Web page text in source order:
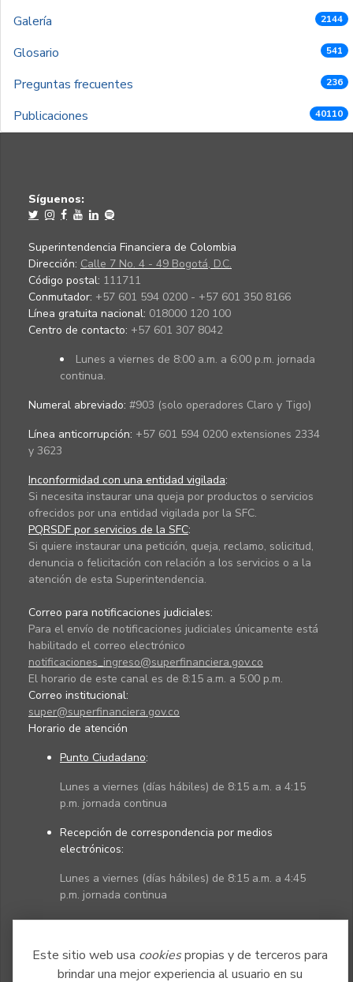
Este sitio web usa cookiespropias y de terceros para
brindar una mejor experiencia al usuario en su
Galería 2144
Glosario 541
Preguntas frecuentes 236
Publicaciones 40110
Síguenos:
Superintendencia Financiera de Colombia
Dirección: Calle 7 No. 4 - 49 Bogotá, D.C.
Código postal: 111711
Conmutador: +57 601 594 0200 - +57 601 350 8166
Línea gratuita nacional: 018000 120 100
Centro de contacto: +57 601 307 8042
Lunes a viernes de 8:00 a.m. a 6:00 p.m. jornada
continua.
Numeral abreviado: #903 (solo operadores Claro y Tigo)
Línea anticorrupción: +57 601 594 0200 extensiones 2334
y 3623
Inconformidad con una entidad vigilada:
Si necesita instaurar una queja por productos o servicios
ofrecidos por una entidad vigilada por la SFC.
PQRSDF por servicios de la SFC:
Si quiere instaurar una petición, queja, reclamo, solicitud,
denuncia o felicitación con relación a los servicios o a la
atención de esta Superintendencia.
Correo para notificaciones judiciales:
Para el envío de notificaciones judiciales únicamente está
habilitado el correo electrónico
notificaciones_ingreso@superfinanciera.gov.co
El horario de este canal es de 8:15 a.m. a 5:00 p.m.
Correo institucional:
super@superfinanciera.gov.co
Horario de atención
Punto Ciudadano:
Lunes a viernes (días hábiles) de 8:15 a.m. a 4:15
p.m. jornada continua
Recepción de correspondencia por medios
electrónicos:
Lunes a viernes (días hábiles) de 8:15 a.m. a 4:45
p.m. jornada continua